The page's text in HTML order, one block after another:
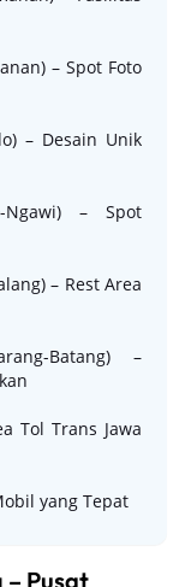
– Spot Foto
– Desain Unik
– Spot
– Rest Area
Batang) –
Tol Trans Jawa
yang Tepat
– Pusat